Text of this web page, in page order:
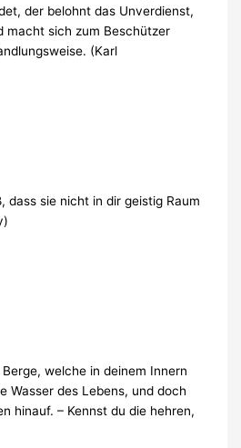
der belohnt das Unverdienst,
macht sich zum Beschützer
(Karl
dass sie nicht in dir geistig Raum
welche in deinem Innern
Wasser des Lebens, und doch
hinauf. – Kennst du die hehren,